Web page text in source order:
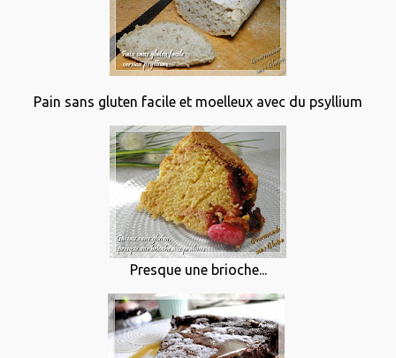
Pain sans gluten facile et moelleux avec du psyllium
Presque une brioche...